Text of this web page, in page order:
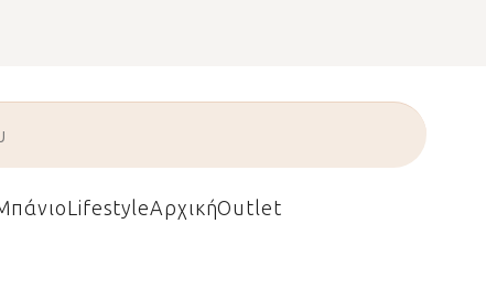
LifestyleΑρχικήOutlet